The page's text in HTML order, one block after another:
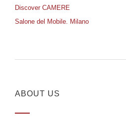
Discover CAMERE
Salone del Mobile. Milano
ABOUT US